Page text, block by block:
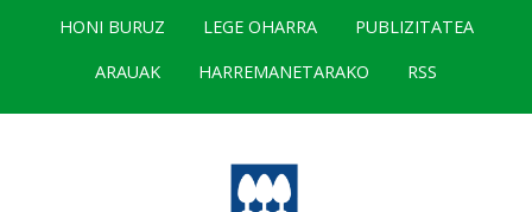
HONI BURUZ LEGE OHARRA
PUBLIZITATEA
ARAUAK
HARREMANETARAKO RSS